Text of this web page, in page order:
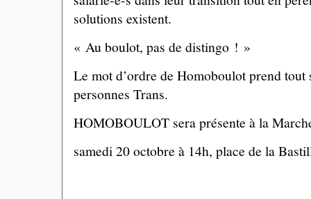
solutions existent.
« Au boulot, pas de distingo ! »
Le mot d’ordre de Homoboulot prend tout
personnes Trans.
HOMOBOULOT sera présente à la
samedi 20 octobre à 14h, place de la